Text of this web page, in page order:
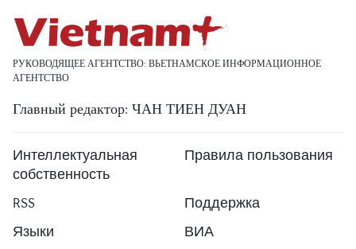
РУКОВОДЯЩЕЕ АГЕНТСТВО: ВЬЕТНАМСКОЕ ИНФОРМАЦИОННОЕ
АГЕНТСТВО
Главный редактор: ЧАН ТИЕН ДУАН
Интеллектуальная
собственность
Правила пользования
RSS
Поддержка
Языки
ВИА